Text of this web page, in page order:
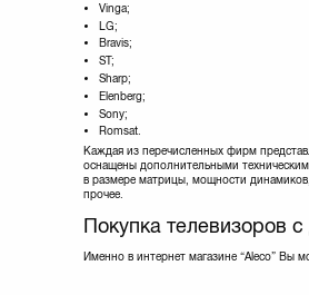
Vinga;
LG;
Bravis;
ST;
Sharp;
Elenberg;
Sony;
Romsat.
Каждая из перечисленных фирм
оснащены дополнительными
в размере матрицы, мощности
прочее.
Покупка телевизоров
Именно в интернет магазине “Aleco” Вы